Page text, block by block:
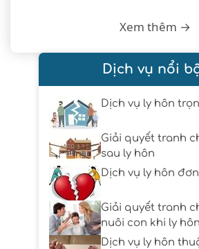
Xem thêm →
Dịch vụ nổi
Dịch vụ ly hôn
Giải quyết tranh
sau ly hôn
Dịch vụ ly hôn
Giải quyết tranh
nuôi con khi ly hôn
Dịch vụ ly hôn